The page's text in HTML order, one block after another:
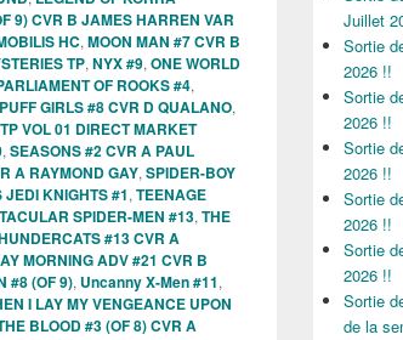
9) CVR B JAMES HARREN VAR
HC, MOON MAN #7 CVR B
TP, NYX #9, ONE WORLD
OF ROOKS #4,
GIRLS #8 CVR D QUALANO,
VOL 01 DIRECT MARKET
, SEASONS #2 CVR A PAUL
A RAYMOND GAY, SPIDER-BOY
JEDI KNIGHTS #1, TEENAGE
SPIDER-MEN #13, THE
#13 CVR A
MORNING ADV #21 CVR B
#8 (OF 9), Uncanny X-Men #11,
I LAY MY VENGEANCE UPON
BLOOD #3 (OF 8) CVR A
Juillet
Sortie
2026 !!
Sortie
2026 !!
Sortie
2026 !!
Sortie
2026 !!
Sortie
2026 !!
Sortie
de la